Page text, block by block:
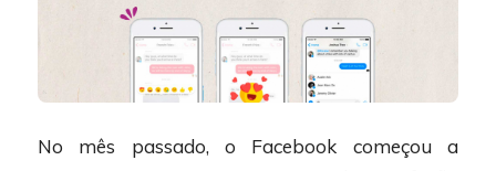
No mês passado, o Facebook começou a